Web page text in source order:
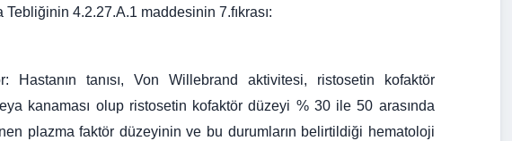
4.2.27.A.1 maddesinin 7.fıkrası:
Hastanın tanısı, Von Willebrand aktivitesi, ristosetin kofaktör
kanaması olup ristosetin kofaktör düzeyi % 30 ile 50 arasında
plazma faktör düzeyinin ve bu durumların belirtildiği hematoloji